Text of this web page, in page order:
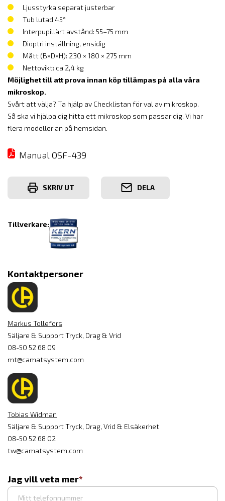
Ljusstyrka separat justerbar
Tub lutad 45°
Interpupillärt avstånd: 55–75 mm
Dioptri inställning, ensidig
Mått (B×D×H): 230 × 180 × 275 mm
Nettovikt: ca 2,4 kg
Möjlighet till att prova innan köp tillämpas på alla våra
mikroskop.
Svårt att välja? Ta hjälp av Checklistan för val av mikroskop.
Så ska vi hjälpa dig hitta ett mikroskop som passar dig. Vi har
flera modeller än på hemsidan.
Manual OSF-439
SKRIV UT DELA
Tillverkare:
Kontaktpersoner
Markus Tollefors
Säljare & Support Tryck, Drag & Vrid
08-50 52 68 09
mt@camatsystem.com
Tobias Widman
Säljare & Support Tryck, Drag, Vrid & Elsäkerhet
08-50 52 68 02
tw@camatsystem.com
Jag vill veta mer